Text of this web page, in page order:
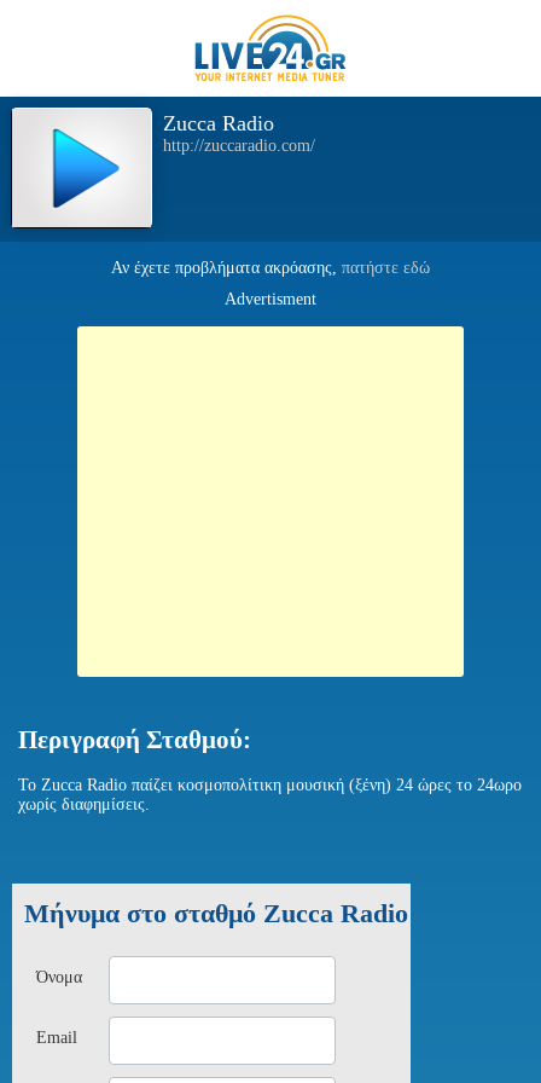
Zucca Radio
http://zuccaradio.com/
Αν έχετε προβλήματα ακρόασης, πατήστε εδώ
Advertisment
Περιγραφή Σταθμού:
Το Zucca Radio παίζει κοσμοπολίτικη μουσική (ξένη) 24 ώρες το 24ωρο
χωρίς διαφημίσεις.
Μήνυμα στο σταθμό Zucca Radio
Όνομα
Email